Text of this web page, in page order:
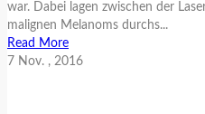
war. Dabei lagen zwischen der
malignen Melanoms durchs...
Read More
7 Nov. , 2016